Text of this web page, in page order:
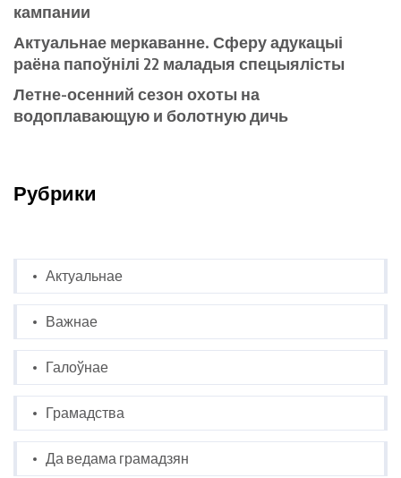
кампании
Актуальнае меркаванне. Сферу адукацыі
раёна папоўнілі 22 маладыя спецыялісты
Летне-осенний сезон охоты на
водоплавающую и болотную дичь
Рубрики
Актуальнае
Важнае
Галоўнае
Грамадства
Да ведама грамадзян